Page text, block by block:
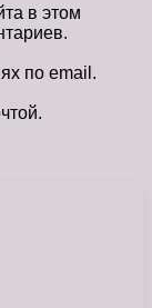
в этом
по email.